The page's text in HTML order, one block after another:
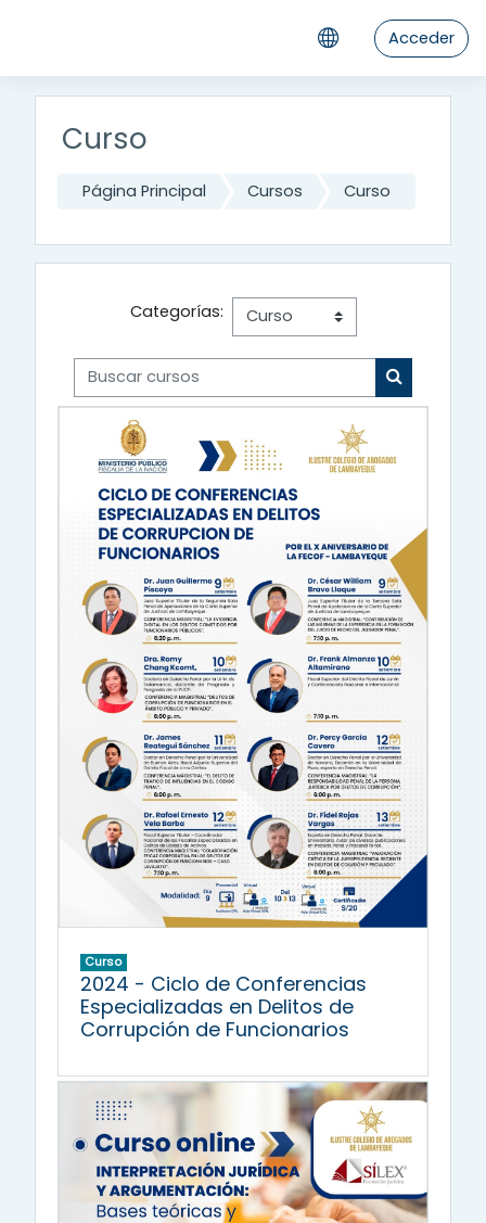
Acceder
Curso
Página Principal Cursos Curso
Categorías:
Buscar cursos
Buscar
Curso
2024 - Ciclo de Conferencias
Especializadas en Delitos de
Corrupción de Funcionarios